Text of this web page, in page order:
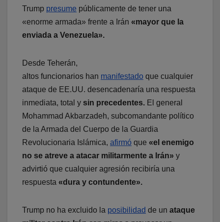
Trump presume públicamente de tener una
«enorme armada» frente a Irán «mayor que la
enviada a Venezuela».
Desde Teherán,
altos funcionarios han manifestado que cualquier
ataque de EE.UU. desencadenaría una respuesta
inmediata, total y sin precedentes. El general
Mohammad Akbarzadeh, subcomandante político
de la Armada del Cuerpo de la Guardia
Revolucionaria Islámica, afirmó que «el enemigo
no se atreve a atacar militarmente a Irán» y
advirtió que cualquier agresión recibiría una
respuesta «dura y contundente».
Trump no ha excluido la posibilidad de un ataque